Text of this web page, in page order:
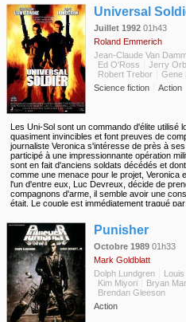
Universal
Juillet 1992 01h43
Roland Emmerich
Jean-Claude Van
Ed O'Ross
Jerry
Robert Trebor
Gene
Science fiction
Action
Les Uni-Sol sont un commando d'élite utilisé
quasiment invincibles et font preuves de
journaliste Veronica s'intéresse de près à
participé à une impressionnante opération
sont en fait d'anciens soldats décédés et
comme une menace pour le projet, Veronica
l'un d'entre eux, Luc Devreux, décide de
compagnons d'arme, il semble avoir une
était. Le couple est immédiatement traqué
depuis ressuscité...
Punisher
Octobre 1989 01h33
Mark Goldblatt
Dolph Lundgren
Kim Miyori
Bryan
Brendan Gleeson
Action